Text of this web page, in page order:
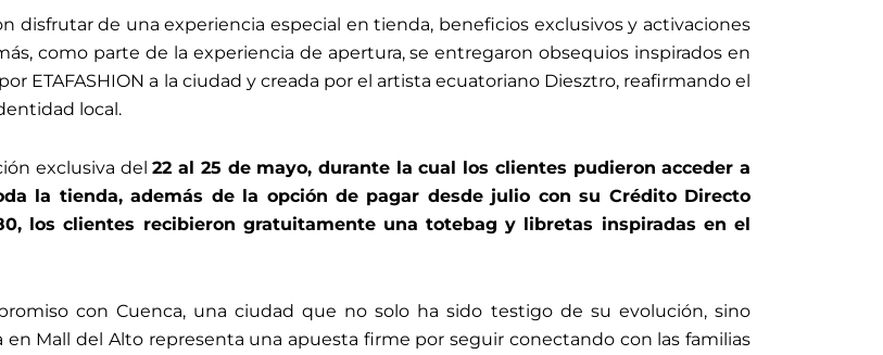
disfrutar de una experiencia especial en tienda, beneficios exclusivos y activaciones
como parte de la experiencia de apertura, se entregaron obsequios inspirados en
ETAFASHION a la ciudad y creada por el artista ecuatoriano Diesztro, reafirmando el
local.
exclusiva del22 al 25 de mayo, durante la cual los clientes pudieron acceder a
la tienda, además de la opción de pagar desde julio con su Crédito Directo
los clientes recibieron gratuitamente una totebag y libretas inspiradas en el
con Cuenca, una ciudad que no solo ha sido testigo de su evolución, sino
Mall del Alto representa una apuesta firme por seguir conectando con las familias